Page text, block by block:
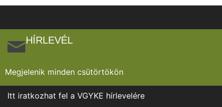
HÍRLEVÉL
Megjelenik minden csütörtökön
Itt iratkozhat fel a VGYKE hírlevelére